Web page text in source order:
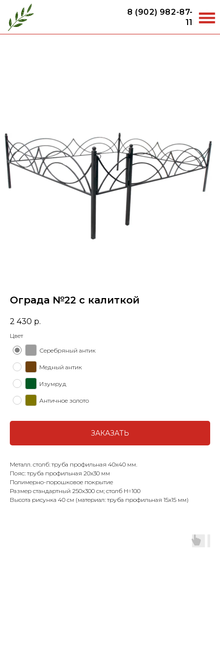
8 (902) 982-87-
11
Ограда №22 с калиткой
2 430 р.
Цвет
Серебряный антик
Медный антик
Изумруд
Античное золото
ЗАКАЗАТЬ
Металл. столб: труба профильная 40х40 мм.
Пояс: труба профильная 20х30 мм
Полимерно-порошковое покрытие
Размер стандартный 250х300 см; столб Н=100
Высота рисунка 40 см (материал: труба профильная 15х15 мм)